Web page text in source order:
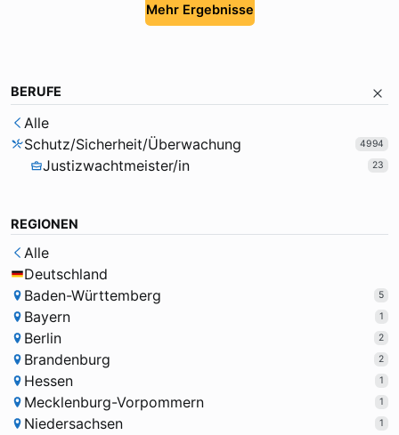
Mehr Ergebnisse
BERUFE
Alle
Schutz/Sicherheit/Überwachung
4994
Justizwachtmeister/in 23
REGIONEN
Alle
Deutschland
Baden-Württemberg
5
Bayern 1
Berlin 2
Brandenburg 2
Hessen 1
Mecklenburg-Vorpommern 1
Niedersachsen 1